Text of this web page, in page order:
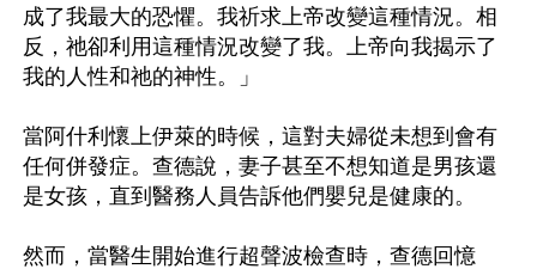
成了我最大的恐懼。我祈求上帝改變這種情況。相
反，祂卻利用這種情況改變了我。上帝向我揭示了
我的人性和祂的神性。」
當阿什利懷上伊萊的時候，這對夫婦從未想到會有
任何併發症。查德說，妻子甚至不想知道是男孩還
是女孩，直到醫務人員告訴他們嬰兒是健康的。
然而，當醫生開始進行超聲波檢查時，查德回憶